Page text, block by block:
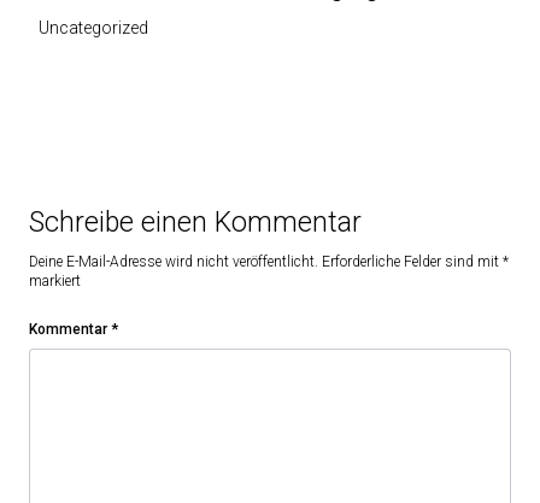
Uncategorized
Schreibe einen Kommentar
Deine E-Mail-Adresse wird nicht veröffentlicht. Erforderliche Felder sind mit *
markiert
Kommentar *